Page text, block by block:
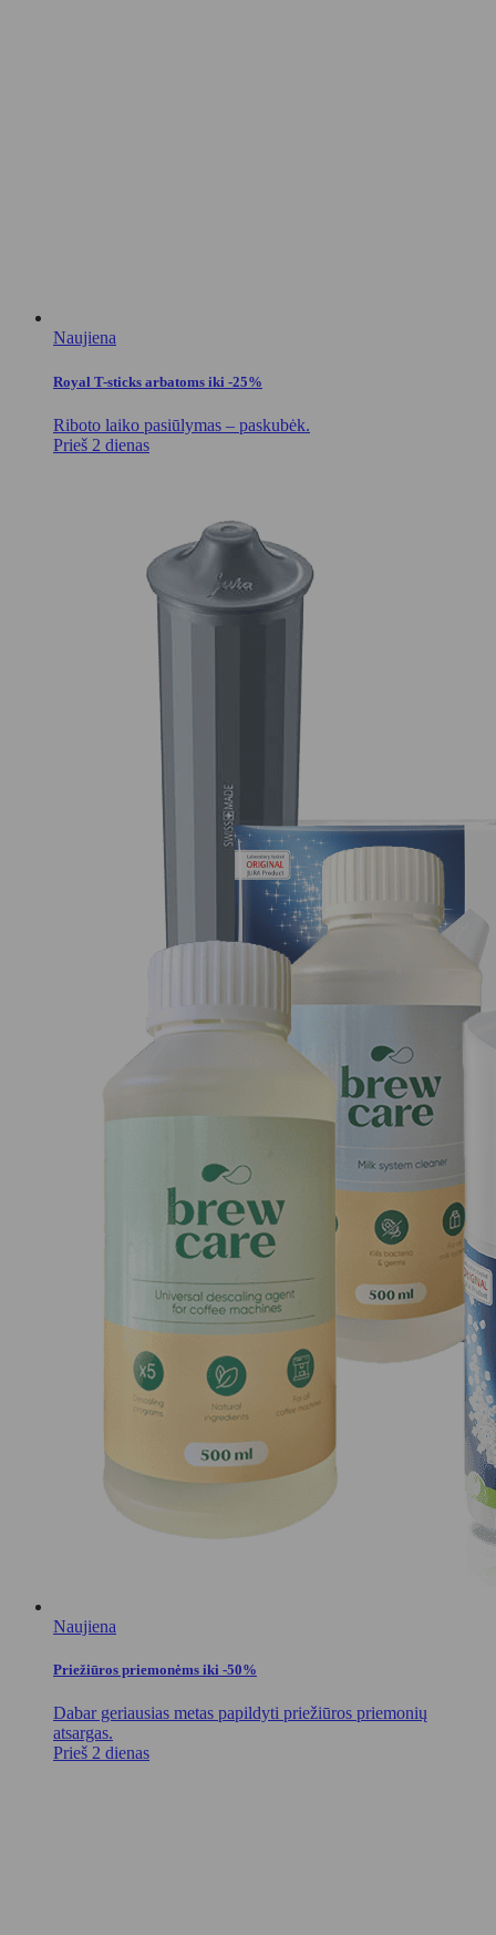
Naujiena
Royal T-sticks arbatoms iki -25%
Riboto laiko pasiūlymas – paskubėk.
Prieš 2 dienas
Naujiena
Priežiūros priemonėms iki -50%
Dabar geriausias metas papildyti priežiūros priemonių
atsargas.
Prieš 2 dienas